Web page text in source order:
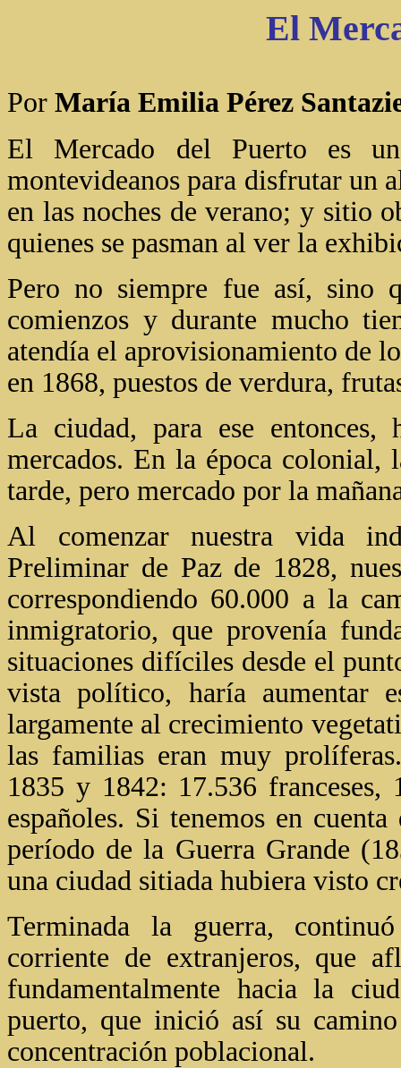
El M
Por María Emilia Pérez
El Mercado del Puerto es
montevideanos para disfrutar un
en las noches de verano; y sitio
quienes se pasman al ver la
Pero no siempre fue así, sino
comienzos y durante mucho
atendía el aprovisionamiento de
en 1868, puestos de verdura,
La ciudad, para ese
mercados. En la época colonial,
tarde, pero mercado por la
Al comenzar nuestra vida
Preliminar de Paz de 1828,
correspondiendo 60.000 a la
inmigratorio, que provenía
situaciones difíciles desde el
vista político, haría aumentar
largamente al crecimiento
las familias eran muy
1835 y 1842: 17.536
españoles. Si tenemos en
período de la Guerra Grande
una ciudad sitiada hubiera visto
Terminada la guerra,
corriente de extranjeros, que
fundamentalmente hacia la
puerto, que inició así su
concentración poblacional.